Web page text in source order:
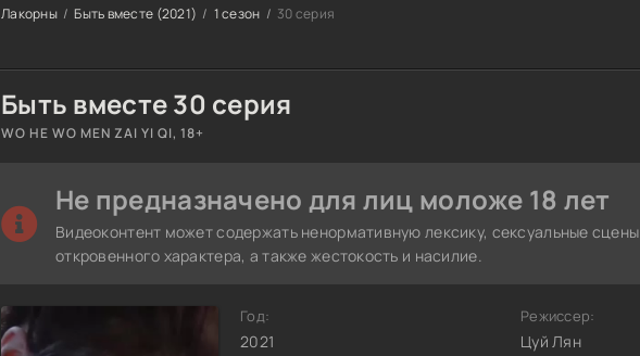
Лакорны Быть вместе (2021) 1 сезон 30 серия
Быть вместе 30 серия
WO HE WO MEN ZAI YI QI, 18+
Не предназначено для лиц моложе 18 лет
Видеоконтент может содержать ненормативную лексику, сексуальные сцены
откровенного характера, а также жестокость и насилие.
Год:
2021
Режиссер:
Цуй Лян